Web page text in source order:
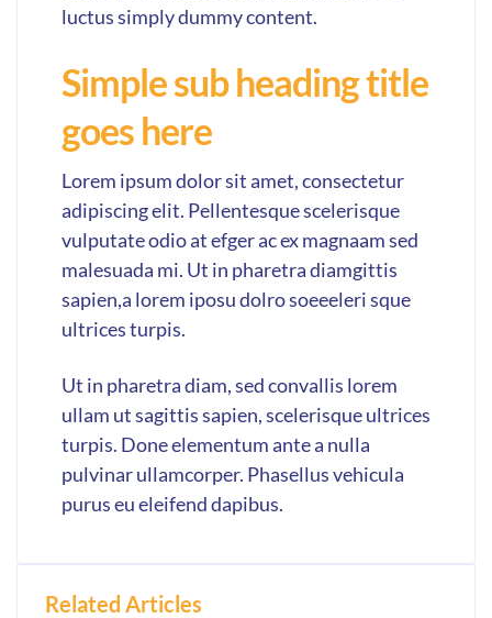
luctus simply dummy content.
Simple sub heading title
goes here
Lorem ipsum dolor sit amet, consectetur
adipiscing elit. Pellentesque scelerisque
vulputate odio at efger ac ex magnaam sed
malesuada mi. Ut in pharetra diamgittis
sapien,a lorem iposu dolro soeeeleri sque
ultrices turpis.
Ut in pharetra diam, sed convallis lorem
ullam ut sagittis sapien, scelerisque ultrices
turpis. Done elementum ante a nulla
pulvinar ullamcorper. Phasellus vehicula
purus eu eleifend dapibus.
Related Articles